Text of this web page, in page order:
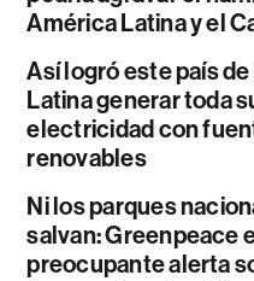
América Latina y el
Así logró este país
Latina generar toda
electricidad con
renovables
Ni los parques
salvan: Greenpeace
preocupante alerta